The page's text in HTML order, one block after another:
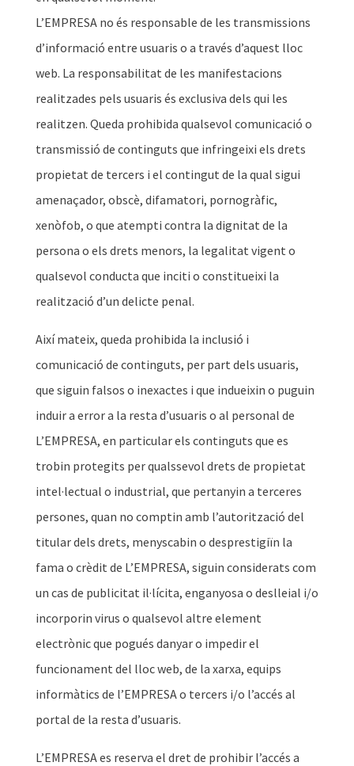
L’EMPRESA no és responsable de les transmissions
d’informació entre usuaris o a través d’aquest lloc
web. La responsabilitat de les manifestacions
realitzades pels usuaris és exclusiva dels qui les
realitzen. Queda prohibida qualsevol comunicació o
transmissió de continguts que infringeixi els drets
propietat de tercers i el contingut de la qual sigui
amenaçador, obscè, difamatori, pornogràfic,
xenòfob, o que atempti contra la dignitat de la
persona o els drets menors, la legalitat vigent o
qualsevol conducta que inciti o constitueixi la
realització d’un delicte penal.
Així mateix, queda prohibida la inclusió i
comunicació de continguts, per part dels usuaris,
que siguin falsos o inexactes i que indueixin o puguin
induir a error a la resta d’usuaris o al personal de
L’EMPRESA, en particular els continguts que es
trobin protegits per qualssevol drets de propietat
intel·lectual o industrial, que pertanyin a terceres
persones, quan no comptin amb l’autorització del
titular dels drets, menyscabin o desprestigiïn la
fama o crèdit de L’EMPRESA, siguin considerats com
un cas de publicitat il·lícita, enganyosa o deslleial i/o
incorporin virus o qualsevol altre element
electrònic que pogués danyar o impedir el
funcionament del lloc web, de la xarxa, equips
informàtics de l’EMPRESA o tercers i/o l’accés al
portal de la resta d’usuaris.
L’EMPRESA es reserva el dret de prohibir l’accés a